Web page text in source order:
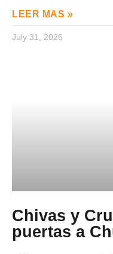
LEER MAS »
July 31, 2026
Chivas y
puertas a